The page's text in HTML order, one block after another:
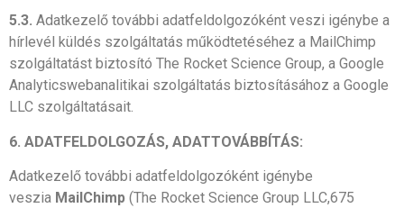
5.3. Adatkezelő további adatfeldolgozóként veszi igénybe a
hírlevél küldés szolgáltatás működtetéséhez a MailChimp
szolgáltatást biztosító The Rocket Science Group, a Google
Analyticswebanalitikai szolgáltatás biztosításához a Google
LLC szolgáltatásait.
6. ADATFELDOLGOZÁS, ADATTOVÁBBÍTÁS:
Adatkezelő további adatfeldolgozóként igénybe
veszia MailChimp (The Rocket Science Group LLC,675